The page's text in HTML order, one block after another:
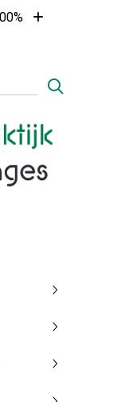
Tekst
submenu
maken
submenu
submenu